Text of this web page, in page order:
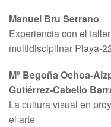
Manuel Bru Serrano
Experiencia con el
multidisciplinar Playa-
Mª Begoña Ochoa-
Gutiérrez-Cabello
La cultura visual en
el arte